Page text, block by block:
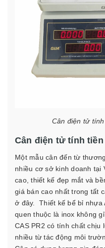
Cân điện tử
Cân điện tử tính tiền
Một mẫu cân đến từ
nhiều cơ sở kinh doanh tại
cao, thiết kế đẹp mắt và
giá bán cao nhất trong tất
ở đây.
Thiết kế bể bỉ nhựa
quen thuộc là inox không
CAS PR2 có tính chất chịu
nhiều từ tác động môi